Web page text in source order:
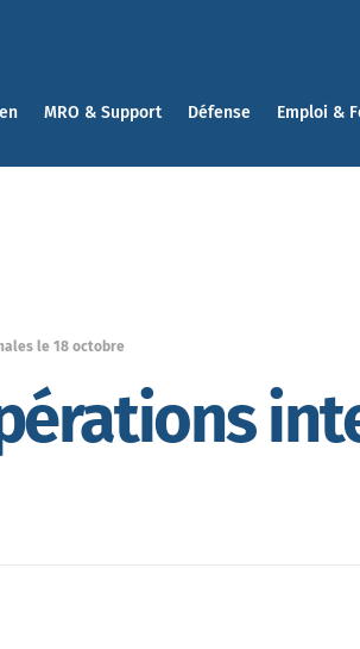
MRO & Support Défense Emploi &
le 18 octobre